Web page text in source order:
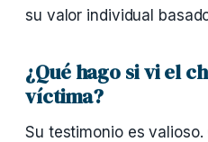
su valor individual
¿Qué hago si vi el
víctima?
Su testimonio es valioso.